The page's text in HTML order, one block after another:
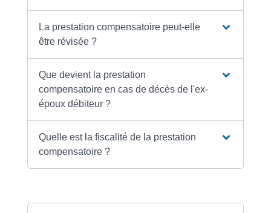
La prestation compensatoire peut-elle
être révisée ?
Que devient la prestation
compensatoire en cas de décès de l'ex-
époux débiteur ?
Quelle est la fiscalité de la prestation
compensatoire ?